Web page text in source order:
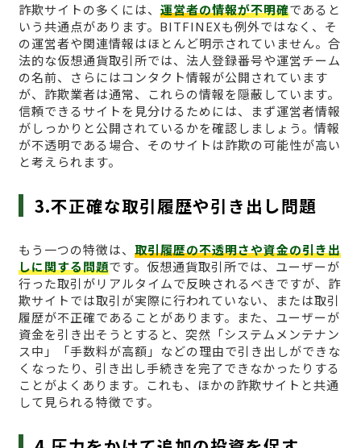
詐欺サイトの多くには、 運営者の情報が不明確であると
いう共通点があります。BITFINEXも例外ではなく、そ
の運営者や関連情報はほとんど明示されていません。合
法的な仮想通貨取引所では、法人登録番号や運営チーム
の名前、さらにはコンタクト情報が公開されています
が、詐欺業者は通常、これらの情報を隠蔽しています。
信頼できるサイトを見分けるためには、まず運営者情報
がしっかりと公開されているかを確認しましょう。情報
が不透明である場合、そのサイトは詐欺の可能性が高い
と考えられます。
3.不正確な取引履歴や引き出し問題
もう一つの特徴は、 取引履歴の不透明さや資金の引き出
しに関する問題です。仮想通貨取引所では、ユーザーが
行った取引がリアルタイムで反映されるべきですが、詐
欺サイトでは取引が実際に行われていない、または取引
履歴が不正確であることがあります。また、ユーザーが
資金を引き出そうとすると、突然「システムメンテナン
ス中」「手数料が高額」などの理由で引き出しができな
くなったり、引き出し手続きを完了できなかったりする
ことがよくあります。これも、ほかの詐欺サイトと共通
して見られる特徴です。